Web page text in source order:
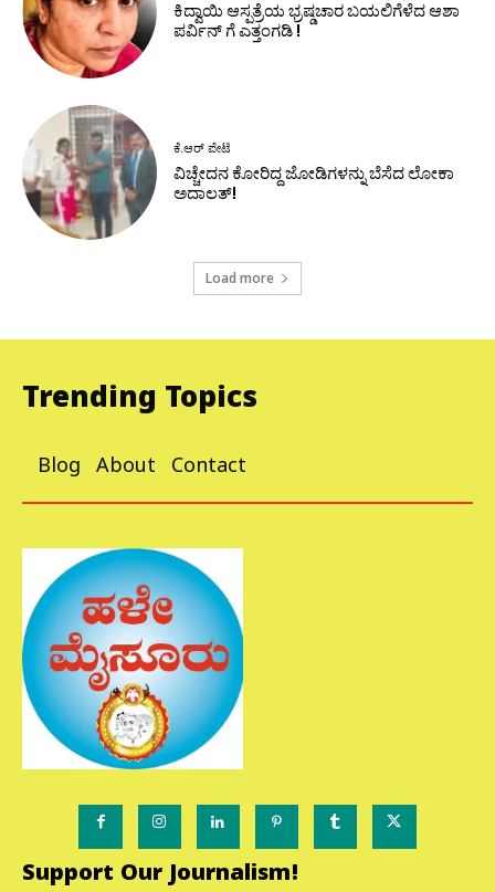
ಕಿದ್ವಾಯಿ ಆಸ್ಪತ್ರೆಯ ಭ್ರಷ್ಡಚಾರ ಬಯಲಿಗೆಳೆದ ಆಶಾ
ಪರ್ವಿನ್ ಗೆ ಎತ್ತಂಗಡಿ !
ಕೆ.ಆರ್ ಪೇಟೆ
ವಿಚ್ಚೇದನ ಕೋರಿದ್ದ ಜೋಡಿಗಳನ್ನು ಬೆಸೆದ ಲೋಕಾ
ಅದಾಲತ್!
Load more
Trending Topics
Blog About Contact
Support Our Journalism!